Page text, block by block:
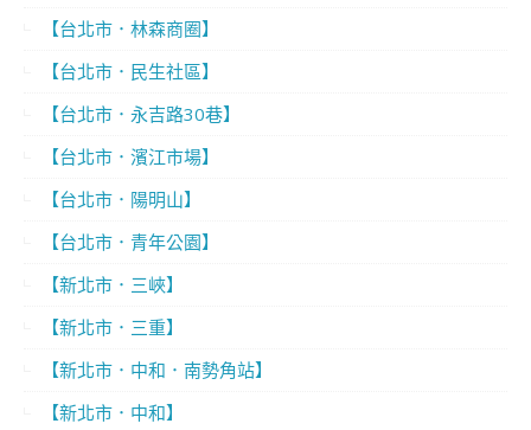
【台北市．林森商圈】
【台北市．民生社區】
【台北市．永吉路30巷】
【台北市．濱江市場】
【台北市．陽明山】
【台北市．青年公園】
【新北市．三峽】
【新北市．三重】
【新北市．中和．南勢角站】
【新北市．中和】